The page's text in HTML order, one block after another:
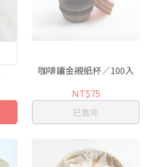
咖啡鑲金襯紙杯／100入
NT$75
已售完